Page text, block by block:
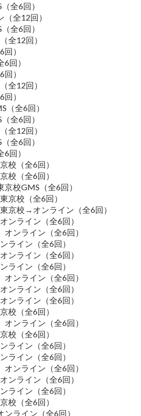
全6回）
全12回）
全6回）
12回）
）
回）
）
12回）
）
全6回）
全6回）
12回）
全6回）
回）
（全6回）
（全6回）
校GMS（全6回）
校（全6回）
校→オンライン（全6回）
ライン（全6回）
ンライン（全6回）
イン（全6回）
ライン（全6回）
イン（全6回）
ンライン（全6回）
ライン（全6回）
ライン（全6回）
（全6回）
ンライン（全6回）
（全6回）
イン（全6回）
イン（全6回）
ンライン（全6回）
ライン（全6回）
イン（全6回）
（全6回）
ライン（全6回）